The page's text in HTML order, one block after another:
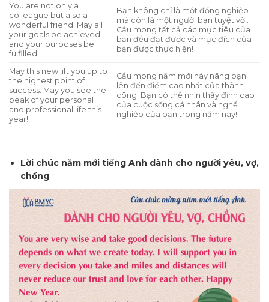
You are not only a
colleague but also a
wonderful friend. May all
your goals be achieved
and your purposes be
fulfilled!
Bạn không chỉ là một đồng nghiệp
mà còn là một người bạn tuyệt vời.
Cầu mong tất cả các mục tiêu của
bạn đều đạt được và mục đích của
bạn được thực hiện!
May this new lift you up to
the highest point of
success. May you see the
peak of your personal
and professional life this
year!
Cầu mong năm mới này nâng bạn
lên đến điểm cao nhất của thành
công. Bạn có thể nhìn thấy đỉnh cao
của cuộc sống cá nhân và nghề
nghiệp của bạn trong năm nay!
Lời chúc năm mới tiếng Anh dành cho người yêu, vợ,
chồng